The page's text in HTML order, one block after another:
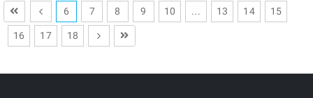
cuộc họp với nhà đầu tư, hay các buổi thuyết trình của khách
hàng và đối phó với nhiều …
6 7 8 9 10 ... 13 14 15
16 17 18